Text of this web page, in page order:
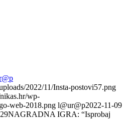
2022/11/Insta-postovi57.png
wp-
web-2018.png l@ur@p2022-11-09
NAGRADNA IGRA: “Isprobaj